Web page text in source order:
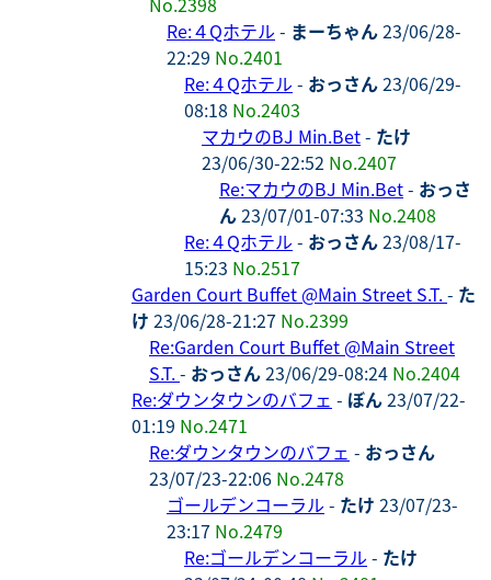
Re:４Qホテル - まーちゃん23/06/28-
22:29 No.2401
Re:４Qホテル - おっさん23/06/29-
08:18 No.2403
マカウのBJ Min.Bet- たけ
23/06/30-22:52 No.2407
Re:マカウのBJ Min.Bet- おっさ
ん23/07/01-07:33 No.2408
Re:４Qホテル - おっさん23/08/17-
15:23 No.2517
Garden Court Buffet @Main Street S.T.- た
け 23/06/28-21:27 No.2399
Re:Garden Court Buffet @Main Street
S.T.- おっさん23/06/29-08:24 No.2404
Re:ダウンタウンのバフェ - ぼん23/07/22-
01:19 No.2471
Re:ダウンタウンのバフェ - おっさん
23/07/23-22:06 No.2478
ゴールデンコーラル - たけ 23/07/23-
23:17 No.2479
Re:ゴールデンコーラル - たけ